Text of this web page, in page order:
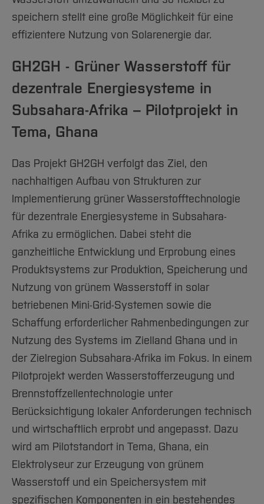
speichern stellt eine große Möglichkeit für eine
effizientere Nutzung von Solarenergie dar.
GH2GH - Grüner Wasserstoff für
dezentrale Energiesysteme in
Subsahara-Afrika – Pilotprojekt in
Tema, Ghana
Das Projekt GH2GH verfolgt das Ziel, den
nachhaltigen Aufbau von Strukturen zur
Implementierung grüner Wasserstofftechnologie
für dezentrale Energiesysteme in Subsahara-
Afrika zu ermöglichen. Dabei steht die
ganzheitliche Entwicklung und Erprobung eines
Produktsystems zur Produktion, Speicherung und
Nutzung von grünem Wasserstoff in solar
betriebenen Mini-Grid-Systemen sowie die
Schaffung erforderlicher Rahmenbedingungen zur
Nutzung des Systems im Zielland Ghana und in
der Zielregion Subsahara-Afrika im Fokus. In einem
Pilotprojekt werden Wasserstofferzeugung und
Brennstoffzellentechnologie unter
Berücksichtigung lokaler Anforderungen technisch
und wirtschaftlich erprobt und angepasst. Dazu
wird am Pilotstandort in Tema, Ghana, ein
Elektrolyseur zur Erzeugung von grünem
Wasserstoff und ein Speichersystem mit
spezifischen Komponenten in ein bestehendes